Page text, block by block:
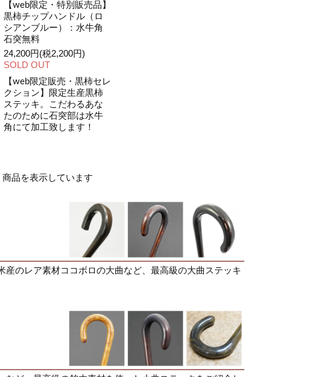
【web限定・特別販売品】
黒柿チップハンドル（ロ
シアンブルー）：水牛角
石突無料
24,200円(税2,200円)
SOLD OUT
【web限定販売・黒柿セレ
クション】限定生産黒柿
ステッキ。こだわるあな
たのために石突部は水牛
角にて加工致します！
品を表示しています
のレア素材ココボロの大曲など、最高級の大曲ステッキ